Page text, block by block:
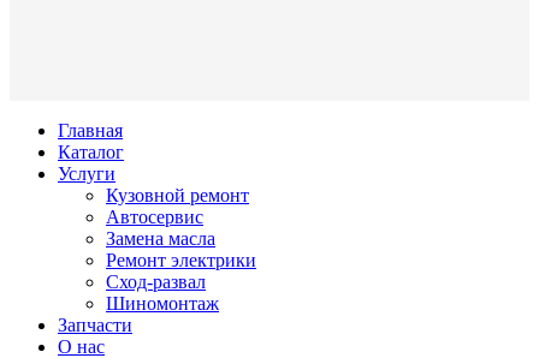
Главная
Каталог
Услуги
Кузовной ремонт
Автосервис
Замена масла
Ремонт электрики
Сход-развал
Шиномонтаж
Запчасти
О нас